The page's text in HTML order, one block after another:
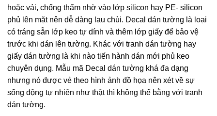
hoặc vải, chống thấm nhờ vào lớp silicon hay PE- silicon
phủ lên mặt nên dễ dàng lau chùi. Decal dán tường là loại
có tráng sẵn lớp keo tự dính và thêm lớp giấy để bảo vệ
trước khi dán lên tường. Khác với tranh dán tường hay
giấy dán tường là khi nào tiến hành dán mới phủ keo
chuyên dụng. Mẫu mã Decal dán tường khá đa dạng
nhưng nó được vẻ theo hình ảnh đồ họa nên xét về sự
sống động tự nhiên như thật thì không thể bằng với tranh
dán tường.